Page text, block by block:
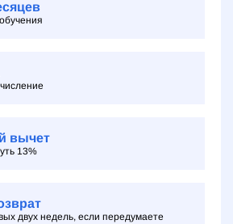
вычет
13%
двух недель, если передумаете